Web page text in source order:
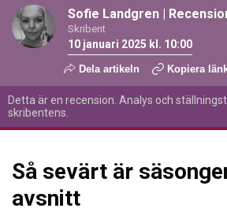
Sofie Landgren |
Skribent
10 januari 2025 kl. 10:00
Dela artikeln Kopiera
Detta är en recension. Analys och
skribentens.
Så sevärt är
avsnitt